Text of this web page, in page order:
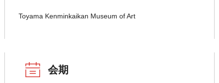
Toyama Kenminkaikan Museum of Art
会期